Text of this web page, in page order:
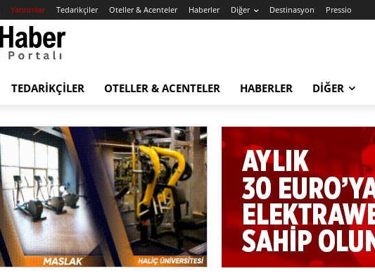
Yatırımlar Tedarikçiler Oteller & Acenteler Haberler Diğer Destinasyon Pressio
TEDARIKÇILER OTELLER & ACENTELER HABERLER DIĞER